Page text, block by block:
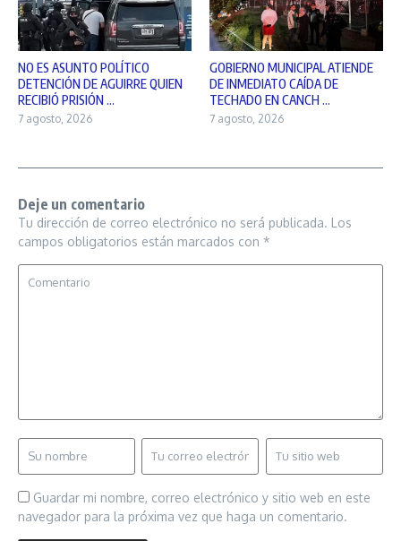
NO ES ASUNTO POLÍTICO
DETENCIÓN DE AGUIRRE QUIEN
RECIBIÓ PRISIÓN ...
7 agosto, 2026
GOBIERNO MUNICIPAL ATIENDE
DE INMEDIATO CAÍDA DE
TECHADO EN CANCH ...
7 agosto, 2026
Deje un comentario
Tu dirección de correo electrónico no será publicada. Los
campos obligatorios están marcados con *
Guardar mi nombre, correo electrónico y sitio web en este
navegador para la próxima vez que haga un comentario.